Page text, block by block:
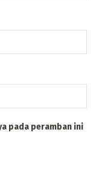
pada peramban ini